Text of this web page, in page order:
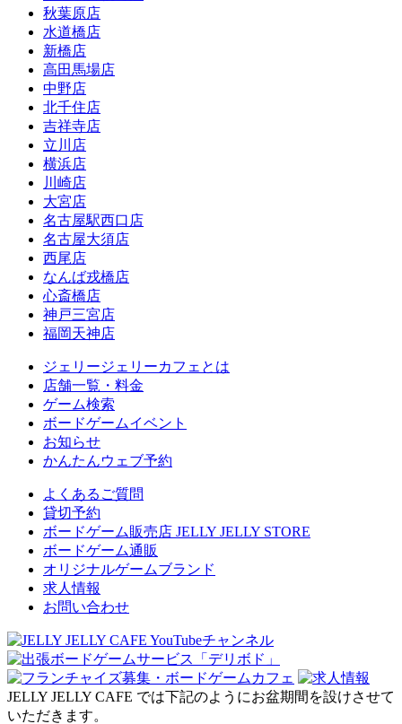
秋葉原店
水道橋店
新橋店
高田馬場店
中野店
北千住店
吉祥寺店
立川店
横浜店
川崎店
大宮店
名古屋駅西口店
名古屋大須店
西尾店
なんば戎橋店
心斎橋店
神戸三宮店
福岡天神店
ジェリージェリーカフェとは
店舗一覧・料金
ゲーム検索
ボードゲームイベント
お知らせ
かんたんウェブ予約
よくあるご質問
貸切予約
ボードゲーム販売店 JELLY JELLY STORE
ボードゲーム通販
オリジナルゲームブランド
求人情報
お問い合わせ
JELLY JELLY CAFE では下記のようにお盆期間を設けさせて
いただきます。